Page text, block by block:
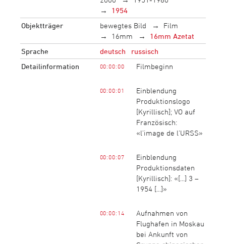
1954
Objektträger
bewegtes Bild
Film
16mm
16mm Azetat
Sprache
deutsch
russisch
Detailinformation
00:00:00 Filmbeginn
00:00:01
Einblendung
Produktionslogo
[Kyrillisch]; VO auf
Französisch:
«l’image de l’URSS»
00:00:07
Einblendung
Produktionsdaten
[Kyrillisch]: «[...] 3 –
1954 [...]»
00:00:14
Aufnahmen von
Flughafen in Moskau
bei Ankunft von